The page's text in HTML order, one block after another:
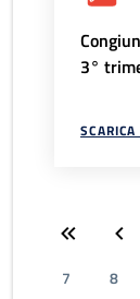
3°
7
8